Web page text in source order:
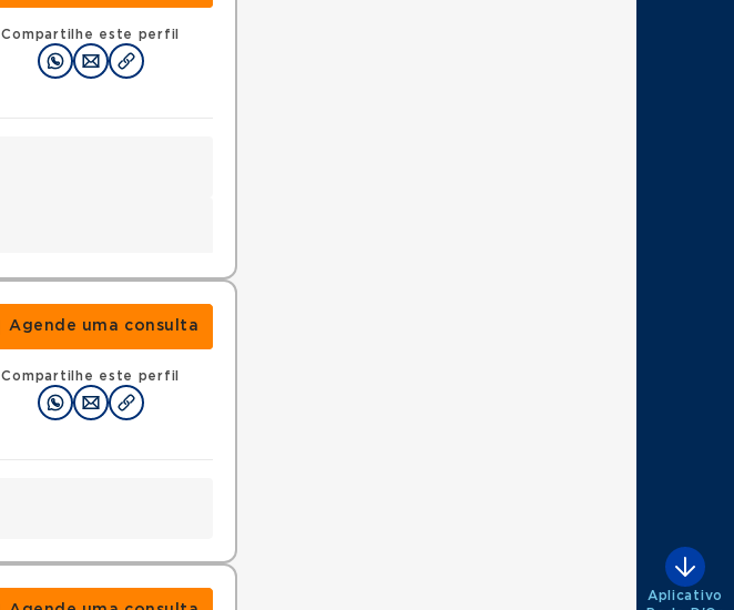
Compartilhe este perfil
Agende uma consulta
Compartilhe este perfil
Aplicativo